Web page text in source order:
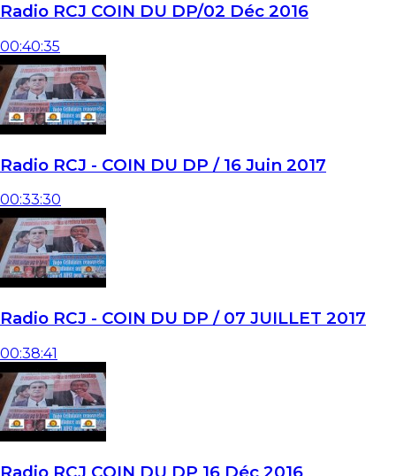
Radio RCJ COIN DU DP/02 Déc 2016
00:40:35
Radio RCJ - COIN DU DP / 16 Juin 2017
00:33:30
Radio RCJ - COIN DU DP / 07 JUILLET 2017
00:38:41
Radio RCJ COIN DU DP 16 Déc 2016